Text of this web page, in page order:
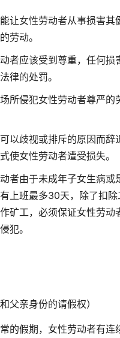
让女性劳动者从事损害其
劳动。
者应该受到尊重，任何损
律的处罚。
所侵犯女性劳动者尊严的
以歧视或排斥的原因而辞
使女性劳动者遭受损失。
者由于未成年子女生病或
上班最多30天，除了扣
矿工，必须保证女性劳动
犯。
父亲身份的请假权）
的假期，女性劳动者有连